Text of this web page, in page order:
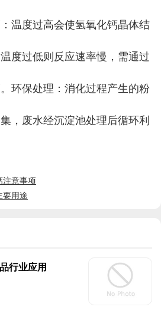
温度过高会使氢氧化钙晶体结
度过低则反应速率慢，需通过
环保处理：消化过程产生的粉
，废水经沉淀池处理后循环利
意事项
要用途
行业应用